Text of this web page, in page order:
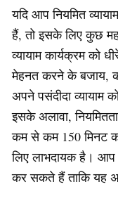
यदि आप नियमित
हैं, तो इसके लिए कुछ
व्यायाम कार्यक्रम को
मेहनत करने के बजाय,
अपने पसंदीदा
इसके अलावा,
कम से कम 150 मिनट
लिए लाभदायक है। आप
कर सकते हैं ताकि यह